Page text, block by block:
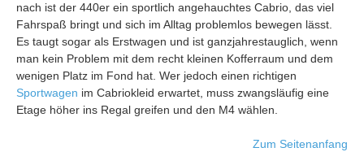
nach ist der 440er ein sportlich angehauchtes Cabrio, das viel
Fahrspaß bringt und sich im Alltag problemlos bewegen lässt.
Es taugt sogar als Erstwagen und ist ganzjahrestauglich, wenn
man kein Problem mit dem recht kleinen Kofferraum und dem
wenigen Platz im Fond hat. Wer jedoch einen richtigen
Sportwagen im Cabriokleid erwartet, muss zwangsläufig eine
Etage höher ins Regal greifen und den M4 wählen.
Zum Seitenanfang